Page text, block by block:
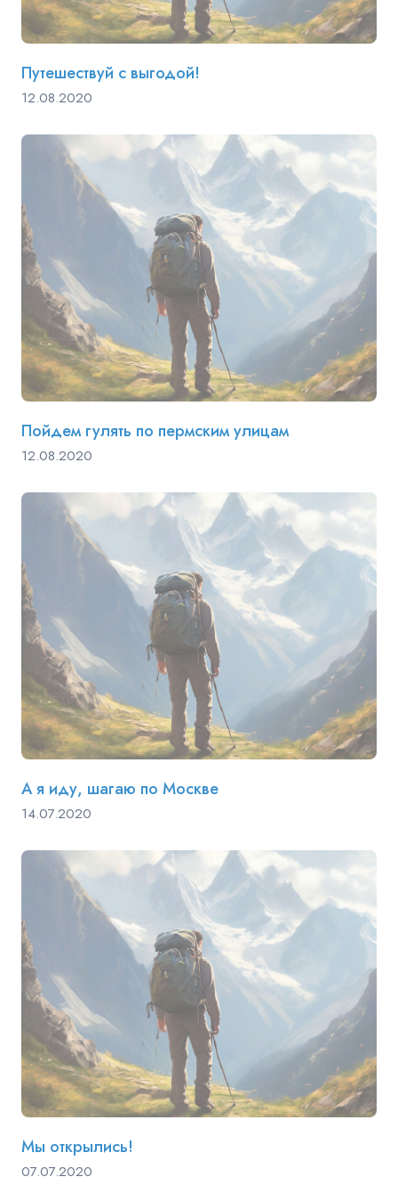
Путешествуй с выгодой!
12.08.2020
Пойдем гулять по пермским улицам
12.08.2020
А я иду, шагаю по Москве
14.07.2020
Мы открылись!
07.07.2020